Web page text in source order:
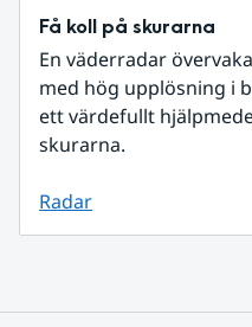
Få koll på skurarna
En väderradar
med hög upplösning i
ett värdefullt
skurarna.
Radar